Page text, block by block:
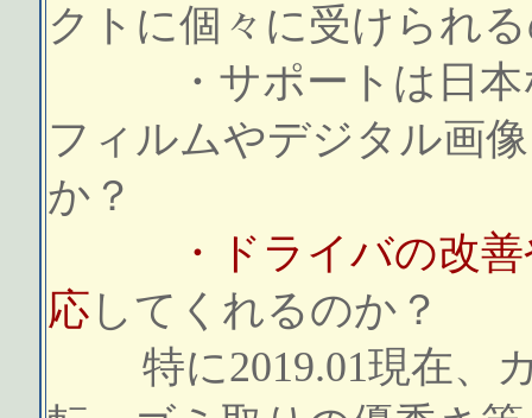
クトに個々に受けられ
・サポートは日本な
フィルムやデジタル画
か？
・ドライバの改善
応 してくれるのか？
特に2019.01現在、